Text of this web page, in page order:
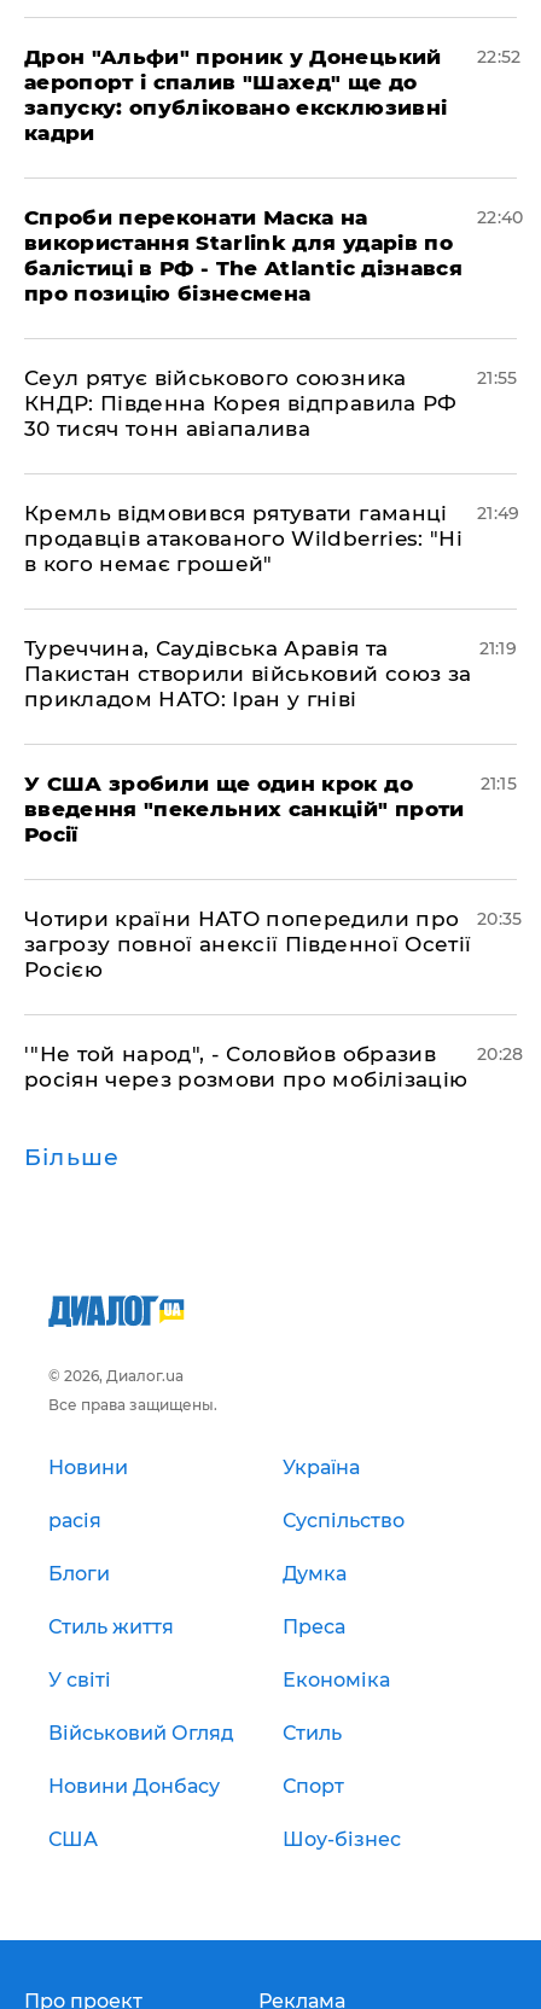
​Дрон "Альфи" проник у Донецький
аеропорт і спалив "Шахед" ще до
запуску: опубліковано ексклюзивні
кадри
22:52
​Спроби переконати Маска на
використання Starlink для ударів по
балістиці в РФ - The Atlantic дізнався
про позицію бізнесмена
22:40
​Сеул рятує військового союзника
КНДР: Південна Корея відправила РФ
30 тисяч тонн авіапалива
21:55
​Кремль відмовився рятувати гаманці
продавців атакованого Wildberries: "Ні
в кого немає грошей"
21:49
​Туреччина, Саудівська Аравія та
Пакистан створили військовий союз за
прикладом НАТО: Іран у гніві
21:19
​У США зробили ще один крок до
введення "пекельних санкцій" проти
Росії
21:15
​Чотири країни НАТО попередили про
загрозу повної анексії Південної Осетії
Росією
20:35
​'"Не той народ", - Соловйов образив
росіян через розмови про мобілізацію
20:28
Більше
© 2026, Диалог.ua
Все права защищены.
Новини Україна
расія Суспільство
Блоги Думка
Стиль життя Преса
У світі Економіка
Військовий Огляд Стиль
Новини Донбасу Спорт
США Шоу-бізнес
Про проект Реклама